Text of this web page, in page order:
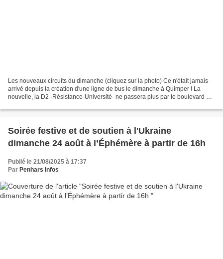
Les nouveaux circuits du dimanche (cliquez sur la photo) Ce n'était jamais
arrivé depuis la création d'une ligne de bus le dimanche à Quimper ! La
nouvelle, la D2 -Résistance-Université- ne passera plus par le boulevard de
Soirée festive et de soutien à l'Ukraine
dimanche 24 août à l’Éphémère à partir de 16h
Publié le 21/08/2025 à 17:37
Par Penhars Infos